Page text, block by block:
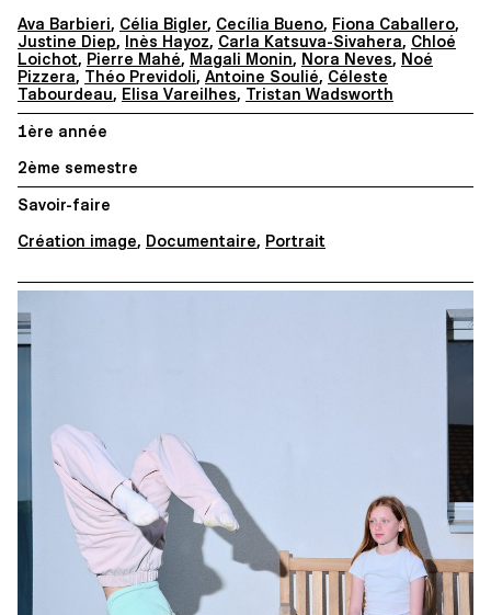
Ava Barbieri, Célia Bigler, Cecília Bueno, Fiona Caballero,
Justine Diep, Inès Hayoz, Carla Katsuva-Sivahera, Chloé
Loichot, Pierre Mahé, Magali Monin, Nora Neves, Noé
Pizzera, Théo Previdoli, Antoine Soulié, Céleste
Tabourdeau, Elisa Vareilhes, Tristan Wadsworth
1ère année
2ème semestre
Savoir-faire
Création image, Documentaire, Portrait